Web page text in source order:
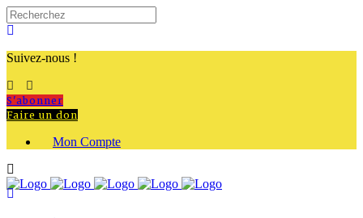
Suivez-nous !
S'abonner
Faire un don
Mon Compte